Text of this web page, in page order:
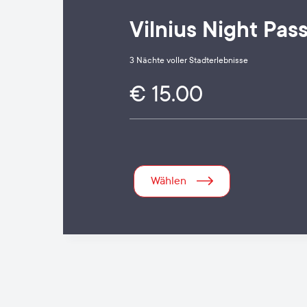
Vilnius Night Pass
3 Nächte voller Stadterlebnisse
€ 15.00
Wählen